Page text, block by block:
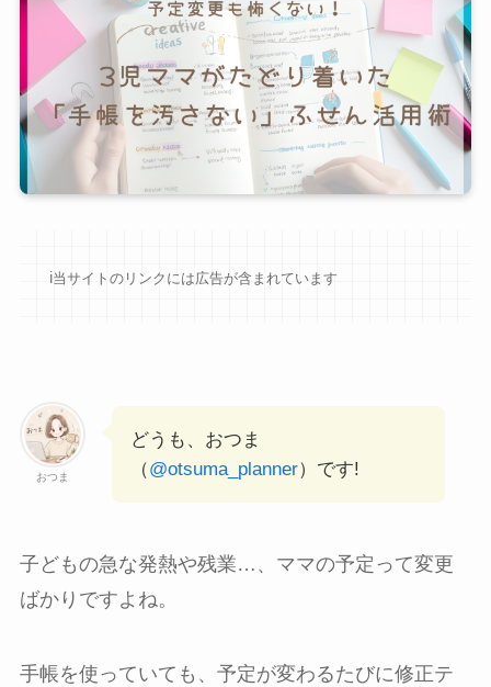
ℹ︎当サイトのリンクには広告が含まれています
おつま
どうも、おつま
（@otsuma_planner）です!
子どもの急な発熱や残業…、ママの予定って変更
ばかりですよね。
手帳を使っていても、予定が変わるたびに修正テ